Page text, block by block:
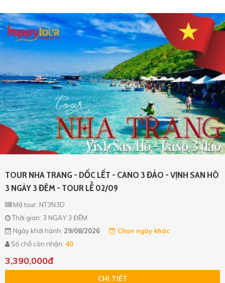
TOUR NHA TRANG - DỐC LẾT - CANO 3 ĐẢO - VỊNH SAN HÔ
3 NGÀY 3 ĐÊM - TOUR LỄ 02/09
Mã tour: NT3N3D
Thời gian: 3 NGÀY 3 ĐÊM
Ngày khởi hành: 29/08/2026
Chọn ngày khác
Số chỗ còn nhận: 40
3,390,000đ
CHI TIẾT